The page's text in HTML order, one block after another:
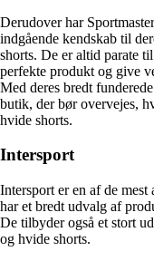
Derudover har
indgående kendskab til
shorts. De er altid parate
perfekte produkt og give
Med deres bredt
butik, der bør overvejes,
hvide shorts.
Intersport
Intersport er en af ​​de
har et bredt udvalg af
De tilbyder også et stort
og hvide shorts.